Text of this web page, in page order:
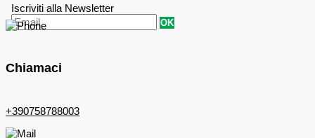
Iscriviti alla Newsletter
OK
Chiamaci
+390758788003